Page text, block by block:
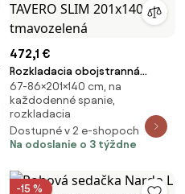
472,1 €
Rozkladacia obojstranná
sedacia súprava do L TAVERO
SLIM 201x140 cm, tmavozelená
67-86×201×140 cm, na
každodenné spanie,
rozkladacia
Dostupné v 2 e-shopoch
Na odoslanie o 3 týždne
-15 %